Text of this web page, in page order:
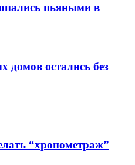
пьяными в
домов остались без
“хронометраж”